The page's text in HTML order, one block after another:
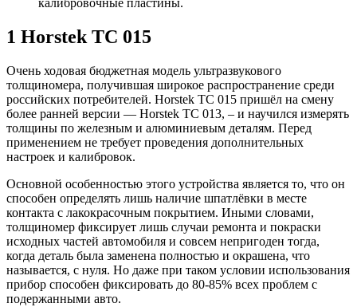
калибровочные пластины.
1 Horstek TC 015
Очень ходовая бюджетная модель ультразвукового
толщиномера, получившая широкое распространение среди
российских потребителей. Horstek TC 015 пришёл на смену
более ранней версии — Horstek TC 013, – и научился измерять
толщины по железным и алюминиевым деталям. Перед
применением не требует проведения дополнительных
настроек и калибровок.
Основной особенностью этого устройства является то, что он
способен определять лишь наличие шпатлёвки в месте
контакта с лакокрасочным покрытием. Иными словами,
толщиномер фиксирует лишь случаи ремонта и покраски
исходных частей автомобиля и совсем непригоден тогда,
когда деталь была заменена полностью и окрашена, что
называется, с нуля. Но даже при таком условии использования
прибор способен фиксировать до 80-85% всех проблем с
подержанными авто.